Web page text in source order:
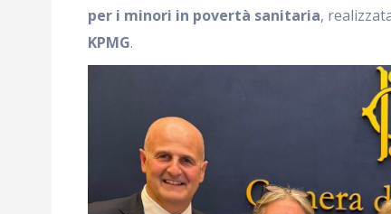
per i minori in povertà sanitaria,
KPMG.